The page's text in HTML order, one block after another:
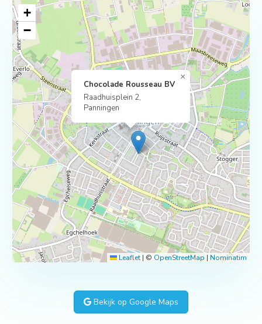
Chocolade Rousseau BV
Raadhuisplein 2,
Panningen
×
+
−
Leaflet | © OpenStreetMap |Nominatim
Bekijk op Google Maps